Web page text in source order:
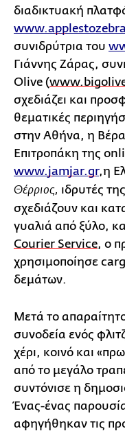
διαδικτυακή
www.
συνιδρύτρια του
Γιάννης Ζάρας,
Olive (
σχεδιάζει και
θεματικές
στην Αθήνα, η
Επιτροπάκη της
www.jamjar.gr,η
Θέρριος, ιδρυτές της
σχεδιάζουν και
γυαλιά από ξύλο,
Courier Service, o
χρησιμοποίησε
δεμάτων.
Μετά το
συνοδεία ενός
χέρι, κοινό και
από το μεγάλο
συντόνισε η
Ένας-ένας
αφηγήθηκαν τις